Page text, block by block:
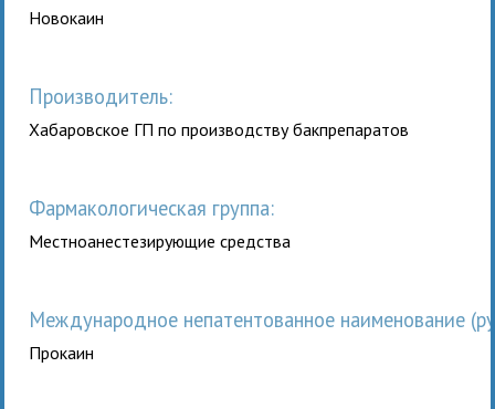
Новокаин
Производитель:
Хабаровское ГП по производству бакпрепаратов
Фармакологическая группа:
Местноанестезирующие средства
Международное непатентованное наименование
Прокаин